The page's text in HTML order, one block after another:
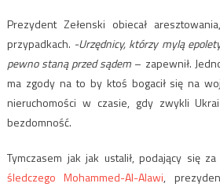
Prezydent Zełenski obiecał
przypadkach. -Urzędnicy, którzy mylą
pewno staną przed sądem – zapewnił.
ma zgody na to by ktoś bogacił się na
nieruchomości w czasie, gdy zwykli
bezdomność.
Tymczasem jak jak ustalił, podający się za
śledczego Mohammed-Al-Alawi,